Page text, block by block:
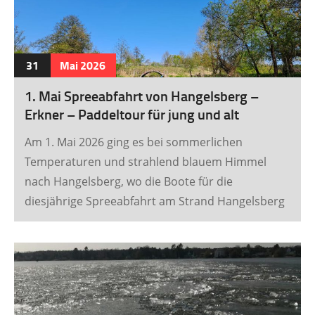
31 Mai2026
1. Mai Spreeabfahrt von Hangelsberg –
Erkner – Paddeltour für jung und alt
Am 1. Mai 2026 ging es bei sommerlichen
Temperaturen und strahlend blauem Himmel
nach Hangelsberg, wo die Boote für die
diesjährige Spreeabfahrt am Strand Hangelsberg
eingesetzt wurden. Im Kajak 1er und 2er ging es
um 10:00 Uhr stromabwärts in Richtung Erkner.
Die jüngsten Kanuten der u12 Jahre paddelten mit
einem Jugendlichen oder Erwachsenen, da die
Strecke knapp 30 km betrug. Nach 3,5 Stunden